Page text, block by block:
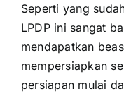
Seperti yang
LPDP ini sangat
mendapatkan
mempersiapkan
persiapan mulai